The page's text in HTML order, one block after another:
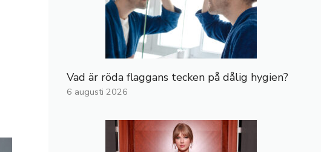
Vad är röda flaggans tecken på dålig hygien?
6 augusti 2026